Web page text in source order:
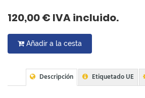
120,00 € IVA incluido.
Añadir a la cesta
Descripción Etiquetado UE